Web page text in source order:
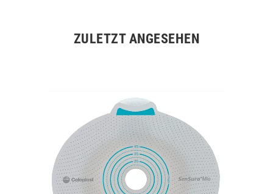
ZULETZT ANGESEHEN